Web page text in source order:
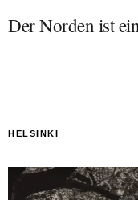
Der Norden ist
HELSINKI